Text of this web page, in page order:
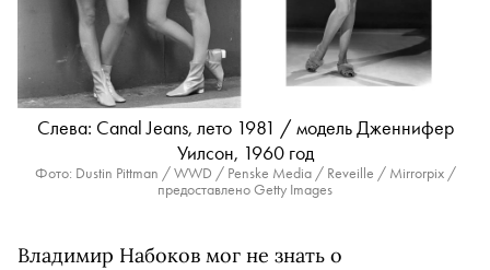
Слева: Canal Jeans, лето 1981 / модель Дженнифер
Уилсон, 1960 год
Фото: Dustin Pittman / WWD / Penske Media / Reveille / Mirrorpix /
предоставлено Getty Images
Владимир Набоков мог не знать о